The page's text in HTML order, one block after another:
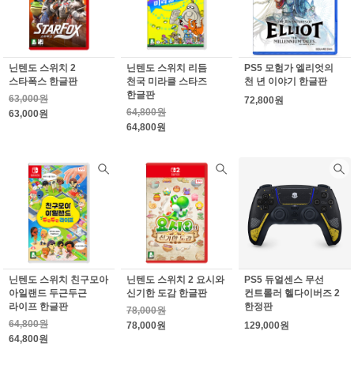
닌텐도 스위치 2
스타폭스 한글판
63,000원
63,000원
닌텐도 스위치 리듬
천국 미라클 스타즈
한글판
64,800원
64,800원
PS5 모험가 엘리엇의
천 년 이야기 한글판
72,800원
닌텐도 스위치 친구모아
아일랜드 두근두근
라이프 한글판
64,800원
64,800원
닌텐도 스위치 2 요시와
신기한 도감 한글판
78,000원
78,000원
PS5 듀얼센스 무선
컨트롤러 헬다이버즈 2
한정판
129,000원